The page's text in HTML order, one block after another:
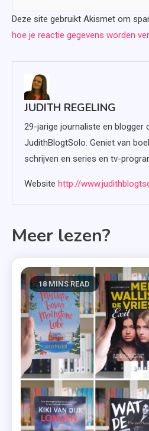
Deze site gebruikt Akismet om
hoe je reactie gegevens worden
JUDITH REGELING
29-jarige journaliste en blogger
JudithBlogtSolo. Geniet van
schrijven en series en tv-
Website http://
Meer lezen?
18 MINS READ